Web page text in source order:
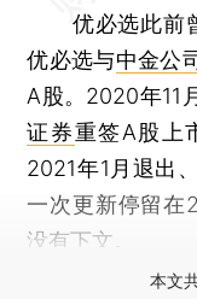
优必选此前曾
优必选与中金公
A股。2020年11
证券重签A股上
2021年1月退出
一次更新停留在
没有下文。
本文